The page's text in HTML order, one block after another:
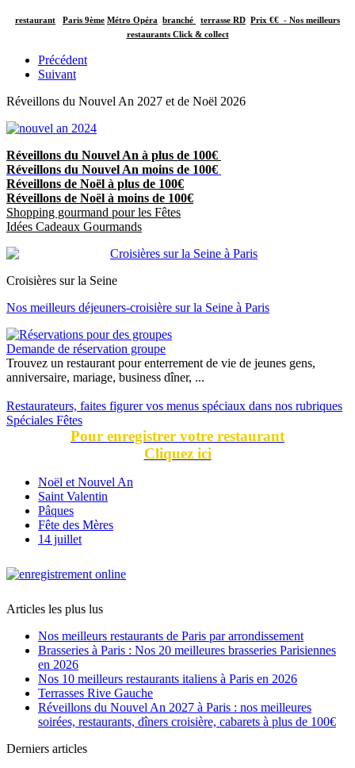
restaurant Paris 9ème Métro Opéra branché terrasse RD Prix €€ - Nos meilleurs
restaurants Click & collect
Précédent
Suivant
Réveillons du Nouvel An 2027 et de Noël 2026
Réveillons du Nouvel An à plus de 100€
Réveillons du Nouvel An moins de 100€
Réveillons de Noël à plus de 100€
Réveillons de Noël à moins de 100€
Shopping gourmand pour les Fêtes
Idées Cadeaux Gourmands
Croisières sur la Seine
Nos meilleurs déjeuners-croisière sur la Seine à Paris
Demande de réservation groupe
Trouvez un restaurant pour enterrement de vie de jeunes gens,
anniversaire, mariage, business dîner, ...
Restaurateurs, faites figurer vos menus spéciaux dans nos rubriques
Spéciales Fêtes
Pour enregistrer votre restaurant
Cliquez ici
Noël et Nouvel An
Saint Valentin
Pâques
Fête des Mères
14 juillet
Articles les plus lus
Nos meilleurs restaurants de Paris par arrondissement
Brasseries à Paris : Nos 20 meilleures brasseries Parisiennes
en 2026
Nos 10 meilleurs restaurants italiens à Paris en 2026
Terrasses Rive Gauche
Réveillons du Nouvel An 2027 à Paris : nos meilleures
soirées, restaurants, dîners croisière, cabarets à plus de 100€
Derniers articles